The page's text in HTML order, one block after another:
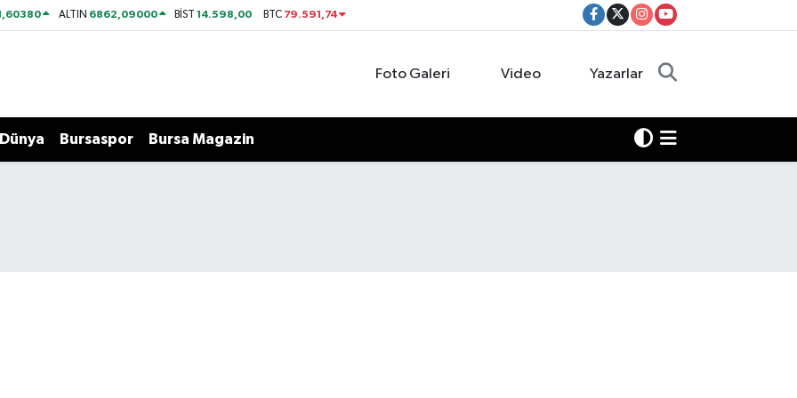
ALTIN 6862,09000 BİST14.598,00 BTC 79.591,74
Foto Galeri Video Yazarlar
Dünya Bursaspor Bursa Magazin